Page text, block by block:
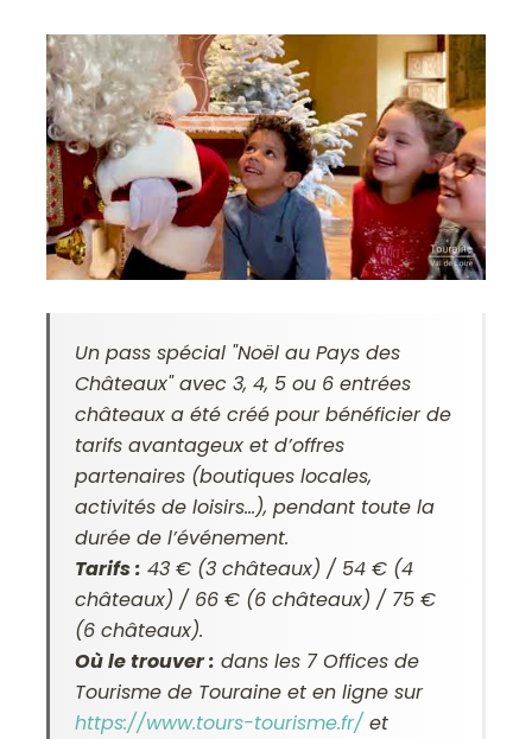
Un pass spécial "Noël au Pays des
Châteaux" avec 3, 4, 5 ou 6 entrées
châteaux a été créé pour bénéficier de
tarifs avantageux et d’offres
partenaires (boutiques locales,
activités de loisirs...), pendant toute la
durée de l’événement.
Tarifs : 43 € (3 châteaux) / 54 € (4
châteaux) / 66 € (6 châteaux) / 75 €
(6 châteaux).
Où le trouver : dans les 7 Offices de
Tourisme de Touraine et en ligne sur
https://www.tours-tourisme.fr/ et